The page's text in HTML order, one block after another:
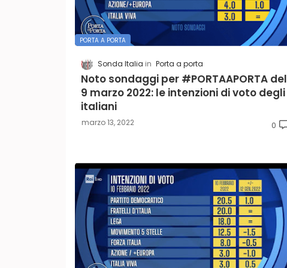
PORTA A PORTA
Sonda Italia Porta a porta
Noto sondaggi per #PORTAAPORTA del
9 marzo 2022: le intenzioni di voto degli
italiani
marzo 13, 2022 0